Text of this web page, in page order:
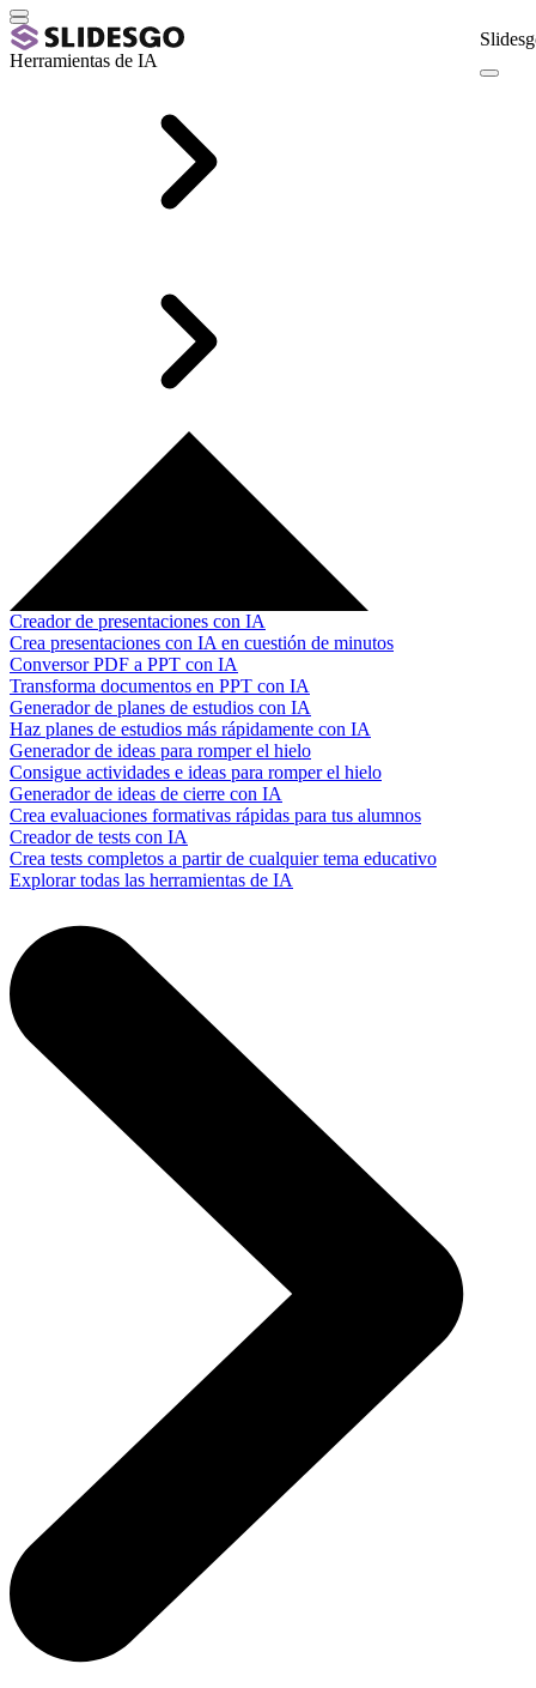
Herramientas de IA
Creador de presentaciones con IA
Crea presentaciones con IA en cuestión de minutos
Conversor PDF a PPT con IA
Transforma documentos en PPT con IA
Generador de planes de estudios con IA
Haz planes de estudios más rápidamente con IA
Generador de ideas para romper el hielo
Consigue actividades e ideas para romper el hielo
Generador de ideas de cierre con IA
Crea evaluaciones formativas rápidas para tus alumnos
Creador de tests con IA
Crea tests completos a partir de cualquier tema educativo
Explorar todas las herramientas de IA